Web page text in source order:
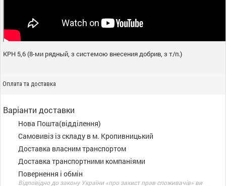
КРН 5,6 (8-ми рядный, з системою внесения добрив, з т/п.)
Оплата та доставка
Варіанти доставки
Нова Пошта(відділення)
Самовивіз із складу в м. Кропивницький
Доставка власним транспортом
Доставка транспортними компаніями
Повернення і обмін
Відповідно до закону України «про захист прав споживачів» ви